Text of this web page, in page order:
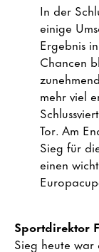
In der
einige
Ergebnis
Chancen
mehr viel
Tor. Am
Sieg für
einen
Sportdirektor
Sieg heute